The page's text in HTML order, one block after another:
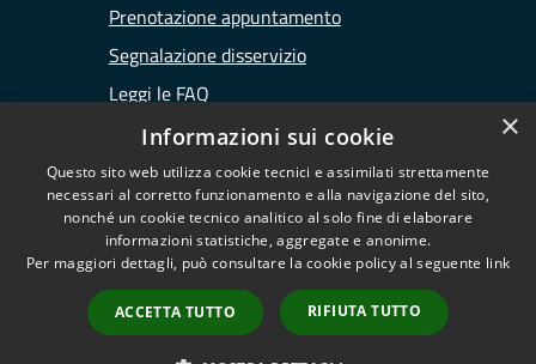
Prenotazione appuntamento
Segnalazione disservizio
Leggi le FAQ
Richiesta assistenza
RSS
Accessibilità
Copyright © 2026 • Ufficio
Municipium•
Accesso
redazione
×
Informazioni sui cookie
Questo sito web utilizza cookie tecnici e assimilati strettamente
necessari al corretto funzionamento e alla navigazione del sito,
nonché un cookie tecnico analitico al solo fine di elaborare
informazioni statistiche, aggregate e anonime.
Per maggiori dettagli, può consultare la cookie policy al seguente link
ACCETTA TUTTO RIFIUTA TUTTO